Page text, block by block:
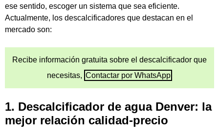
ese sentido, escoger un sistema que sea eficiente.
Actualmente, los descalcificadores que destacan en el
mercado son:
Recibe información gratuita sobre el descalcificador que
necesitas, Contactar por WhatsApp
1. Descalcificador de agua Denver: la
mejor relación calidad-precio